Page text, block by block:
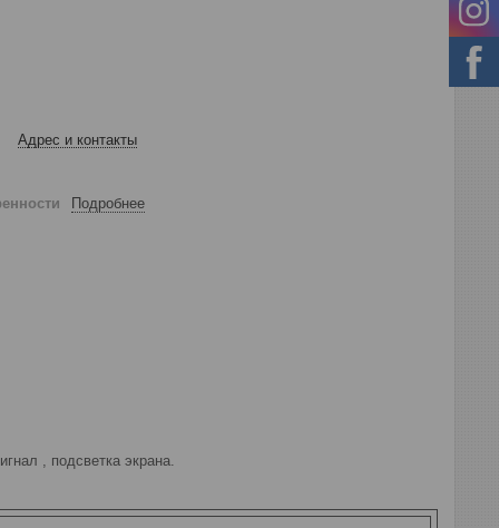
Адрес и контакты
Подробнее
, подсветка экрана.